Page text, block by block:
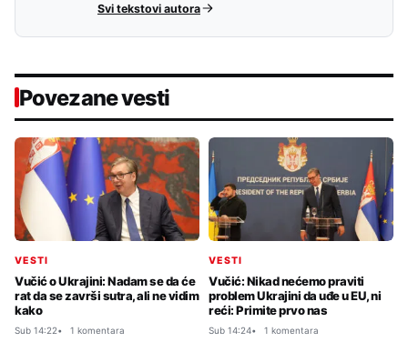
Svi tekstovi autora
Povezane vesti
VESTI
Vučić o Ukrajini: Nadam se da će
rat da se završi sutra, ali ne vidim
kako
Sub 14:22 1 komentara
VESTI
Vučić: Nikad nećemo praviti
problem Ukrajini da uđe u EU, ni
reći: Primite prvo nas
Sub 14:24 1 komentara